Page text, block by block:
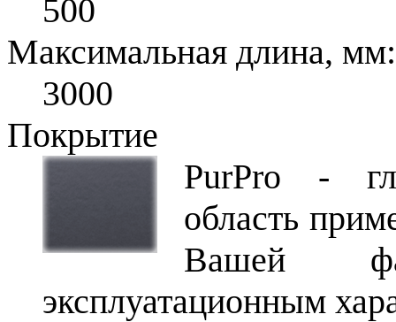
500
Максимальная длина, мм:
3000
Покрытие
PurPro -
область
Вашей
эксплуатационным